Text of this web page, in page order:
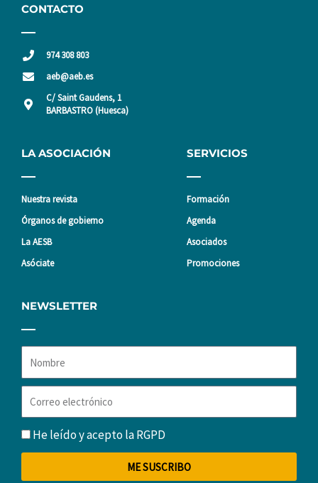
CONTACTO
974 308 803
aeb@aeb.es
C/ Saint Gaudens, 1
BARBASTRO (Huesca)
LA ASOCIACIÓN
Nuestra revista
Órganos de gobierno
La AESB
Asóciate
SERVICIOS
Formación
Agenda
Asociados
Promociones
NEWSLETTER
Nombre
Correo
electrónico
RGPDHe leído y acepto laRGPD
ME SUSCRIBO